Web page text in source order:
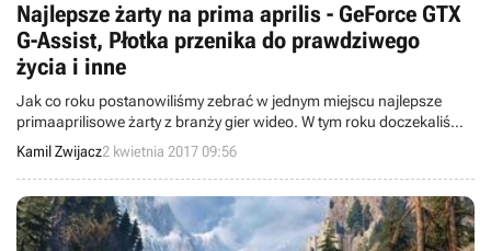
Najlepsze żarty na prima aprilis - GeForce GTX
G-Assist, Płotka przenika do prawdziwego
życia i inne
Jak co roku postanowiliśmy zebrać w jednym miejscu najlepsze
primaaprilisowe żarty z branży gier wideo. W tym roku doczekaliśmy
się m.in. Płotki wspinającej się na wieżowiec, pomocnika GeForce
GTX G-Assist czy World of Tanks na Marsie.
Kamil Zwijacz2 kwietnia 2017 09:56